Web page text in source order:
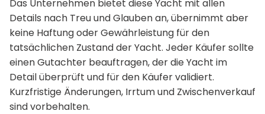
Das Unternehmen bietet diese Yacht mit allen
Details nach Treu und Glauben an, übernimmt aber
keine Haftung oder Gewährleistung für den
tatsächlichen Zustand der Yacht. Jeder Käufer sollte
einen Gutachter beauftragen, der die Yacht im
Detail überprüft und für den Käufer validiert.
Kurzfristige Änderungen, Irrtum und Zwischenverkauf
sind vorbehalten.